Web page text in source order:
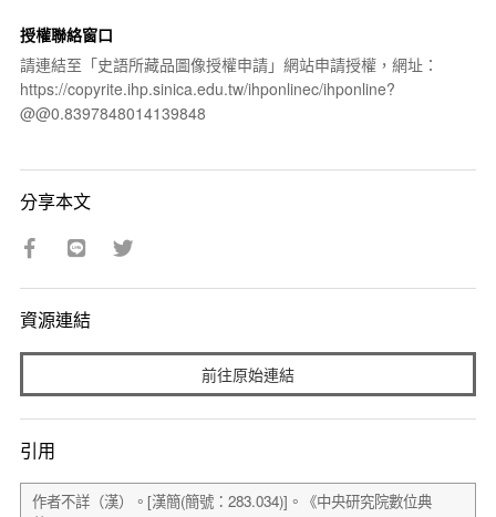
授權聯絡窗口
請連結至「史語所藏品圖像授權申請」網站申請授權，網址：
https://copyrite.ihp.sinica.edu.tw/ihponlinec/ihponline?
@@0.8397848014139848
分享本文
資源連結
前往原始連結
引用